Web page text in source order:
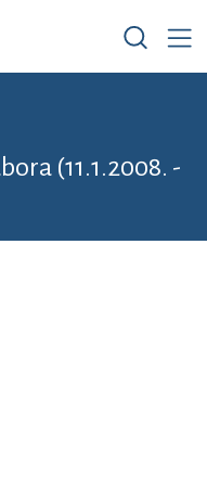
(11.1.2008. -